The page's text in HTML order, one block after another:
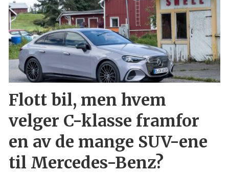
Flott bil, men hvem
velger C-klasse framfor
en av de mange SUV-ene
til Mercedes-Benz?